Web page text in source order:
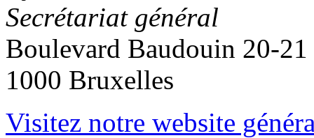
Secrétariat général
Boulevard Baudouin 20-21
1000 Bruxelles
Visitez notre website